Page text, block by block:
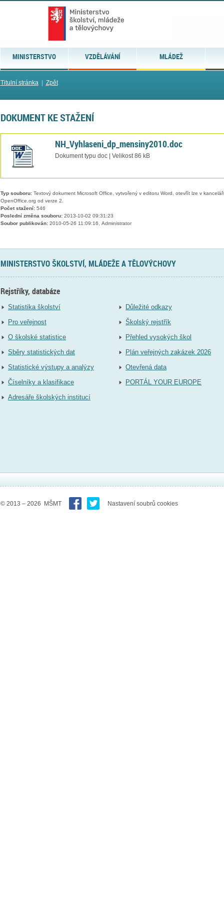
MINISTERSTVO VZDĚLÁVÁNÍ MLÁDEŽ
Titulní stránka| Zpět
DOKUMENT KE STAŽENÍ
NH_Vyhlaseni_dp_mensiny2010.doc
Dokument typu doc | Velikost 86 kB
Typ souboru:Textový dokument Microsoft Office, vytvořený v editoru Word, otevřít lze v
OpenOffice.org od verze 2.
Počet stažení:546
Poslední změna souboru:2013-10-02 09:31:23
Soubor publikován:2010-05-26 11:09:16, Administrator
MINISTERSTVO ŠKOLSTVÍ, MLÁDEŽE A TĚLOVÝCHOVY
Rejstříky, databáze
Statistika školství
Pro veřejnost
O školské statistice
Sběry statistických dat
Statistické výstupy a analýzy
Číselníky a klasifikace
Adresáře školských institucí
Důležité odkazy
Školský rejstřík
Přehled vysokých škol
Plán veřejných zakázek 2026
Otevřená data
PORTÁL YOUR EUROPE
© 2013 – 2026 MŠMT Nastavení soubrů cookies